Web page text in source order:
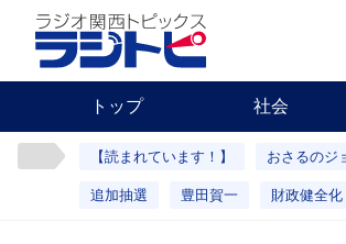
トップ 社会
【読まれています！】 おさるのジ
追加抽選 豊田賀一 財政健全化